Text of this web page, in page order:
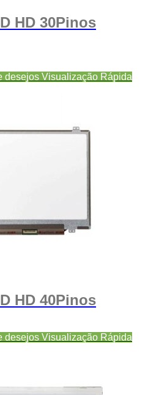
HD 30Pinos
desejos Visualização Rápida
HD 40Pinos
desejos Visualização Rápida